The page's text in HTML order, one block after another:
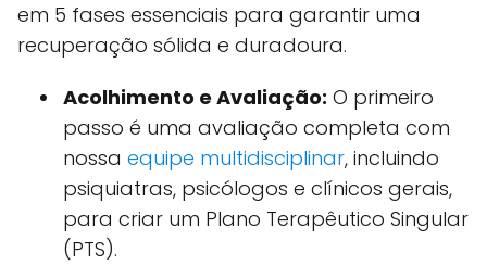
em 5 fases essenciais para garantir uma
recuperação sólida e duradoura.
Acolhimento e Avaliação: O primeiro
passo é uma avaliação completa com
nossa equipe multidisciplinar, incluindo
psiquiatras, psicólogos e clínicos gerais,
para criar um Plano Terapêutico Singular
(PTS).